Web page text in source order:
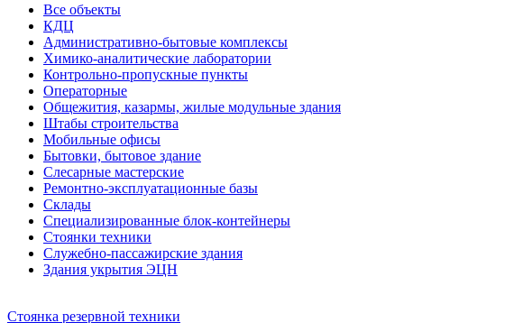
Все объекты
КДЦ
Административно-бытовые комплексы
Химико-аналитические лаборатории
Контрольно-пропускные пункты
Операторные
Общежития, казармы, жилые модульные здания
Штабы строительства
Мобильные офисы
Бытовки, бытовое здание
Слесарные мастерские
Ремонтно-эксплуатационные базы
Склады
Специализированные блок-контейнеры
Стоянки техники
Служебно-пассажирские здания
Здания укрытия ЭЦН
Стоянка резервной техники